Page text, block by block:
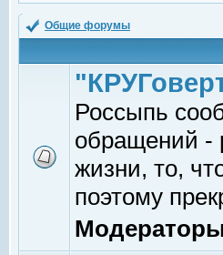
Общие форумы
Россыпь
обращений -
жизни, то,
поэтому